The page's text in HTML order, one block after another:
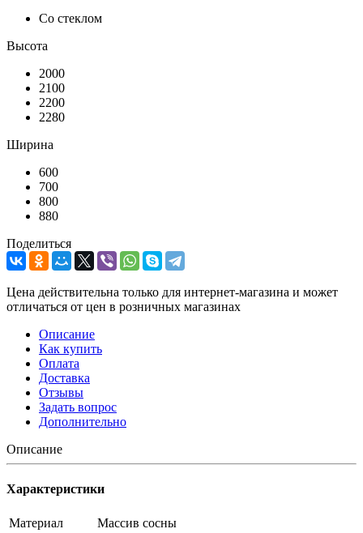
Со стеклом
Высота
2000
2100
2200
2280
Ширина
600
700
800
880
Поделиться
Цена действительна только для интернет-магазина и может
отличаться от цен в розничных магазинах
Описание
Как купить
Оплата
Доставка
Отзывы
Задать вопрос
Дополнительно
Описание
Характеристики
Материал
Массив сосны